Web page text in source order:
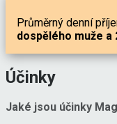
Průměrný denní
dospělého muže a
Účinky
Jaké jsou účinky